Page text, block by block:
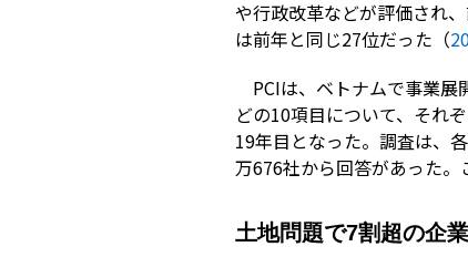
や行政改革などが評価され
は前年と同じ27位だった（
PCIは、ベトナムで事業
どの10項目について、それ
19年目となった。調査は、
万676社から回答があった。
土地問題で7割超の企